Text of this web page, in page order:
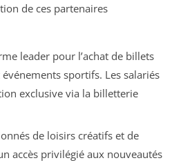
de ces partenaires
leader pour l’achat de billets
sportifs. Les salariés
exclusive via la billetterie
de loisirs créatifs et de
accès privilégié aux nouveautés